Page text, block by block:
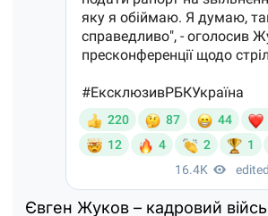
Євген Жуков – кадровий